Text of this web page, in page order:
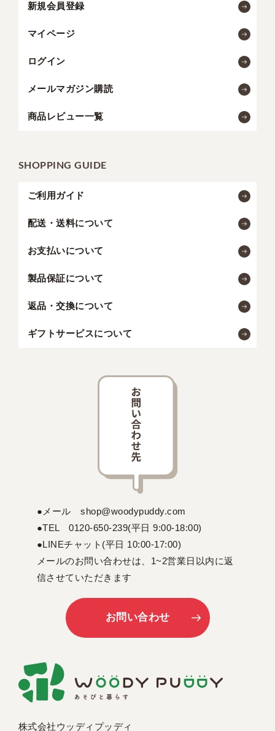
新規会員登録
マイページ
ログイン
メールマガジン購読
商品レビュー一覧
SHOPPING GUIDE
ご利用ガイド
配送・送料について
お支払いについて
製品保証について
返品・交換について
ギフトサービスについて
株式会社ウッディプッディ
●メール shop@woodypuddy.com
●TEL 0120-650-239(平日 9:00-18:00)
●LINEチャット(平日 10:00-17:00)
メールのお問い合わせは、1~2営業日以内に返
信させていただきます
お問い合わせ